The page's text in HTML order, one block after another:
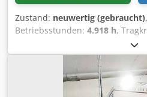
Zustand: neuwertig (gebraucht)
Betriebsstunden: 4.918 h,
, Hersteller + Modell:
Pyroban 3D / Zone 22 *
24090.5905 Kategorie:
Tragkraft: 2000 kg Baujahr:
Stunden Batterie: Komplett